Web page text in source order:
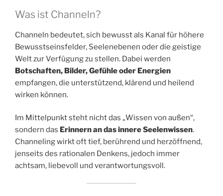
Was ist Channeln?
Channeln bedeutet, sich bewusst als Kanal für höhere
Bewusstseinsfelder, Seelenebenen oder die geistige
Welt zur Verfügung zu stellen. Dabei werden
Botschaften, Bilder, Gefühle oder Energien
empfangen, die unterstützend, klärend und heilend
wirken können.
Im Mittelpunkt steht nicht das „Wissen von außen“,
sondern das Erinnern an das innere Seelenwissen.
Channeling wirkt oft tief, berührend und herzöffnend,
jenseits des rationalen Denkens, jedoch immer
achtsam, liebevoll und verantwortungsvoll.